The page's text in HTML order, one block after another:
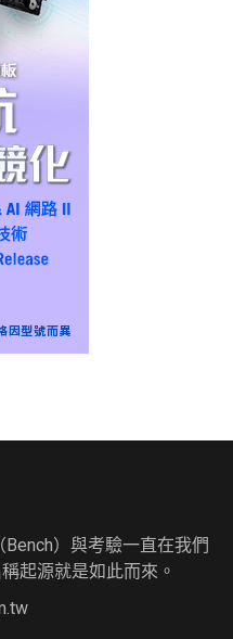
）與考驗一直在我們
起源就是如此而來。